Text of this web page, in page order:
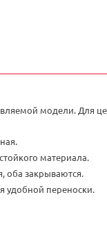
модели. Для
материала.
оба закрываются.
удобной переноски.